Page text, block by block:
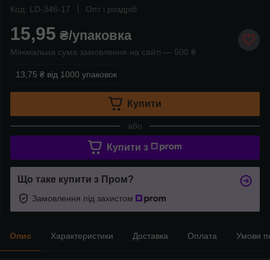
Код: LD-346-17
Опт і роздріб
15,95 ₴/упаковка
Мінімальна сума замовлення на сайті — 500 ₴
13,75 ₴ від 1000 упаковок
Купити
або
Купити з
Що таке купити з Пром?
Замовлення під захистом
Опис Характеристики Доставка Оплата Умови